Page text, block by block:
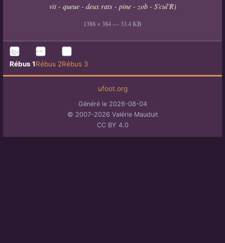
vit - queue - deux rats - pine - zob - S'cul'R)
1388 × 384 — 33.4 KB
Rébus 1Rébus 2Rébus 3
ufoot.org
Généré le 2026-08-04
© 2007-2026 Valérie Mauduit
CC BY 4.0